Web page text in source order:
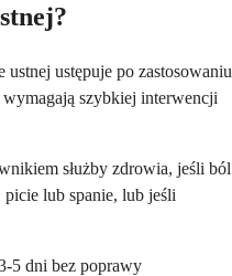
ustępuje po zastosowaniu
szybkiej interwencji
służby zdrowia, jeśli ból
lub spanie, lub jeśli
5 dni bez poprawy